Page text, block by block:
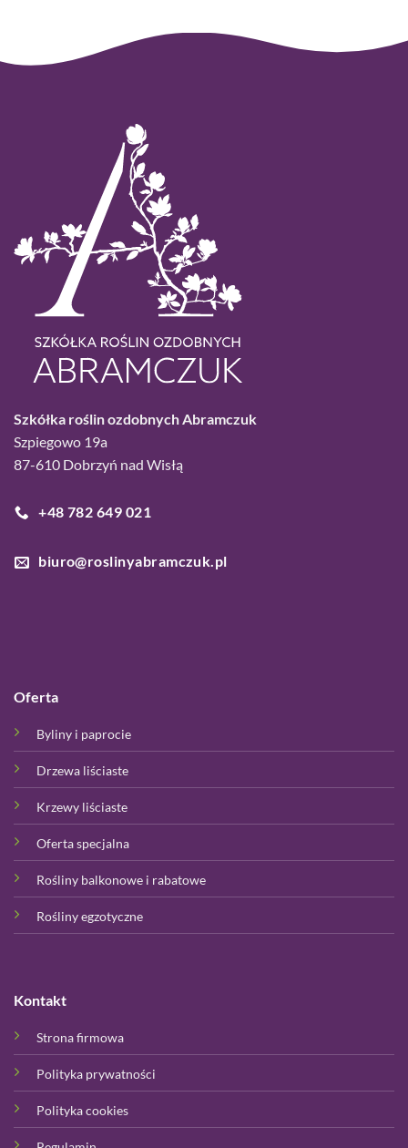
Szkółka roślin ozdobnych Abramczuk
Szpiegowo 19a
87-610 Dobrzyń nad Wisłą
+48 782 649 021
biuro@roslinyabramczuk.pl
Oferta
Byliny i paprocie
Drzewa liściaste
Krzewy liściaste
Oferta specjalna
Rośliny balkonowe i rabatowe
Rośliny egzotyczne
Kontakt
Strona firmowa
Polityka prywatności
Polityka cookies